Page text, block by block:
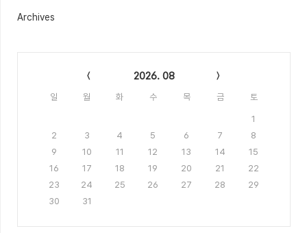
Archives
2026. 08
일 월 화 수 목 금 토
1
2
3 4 5 6 7
8
9
10 11 12 13 14
15
16
17 18 19 20 21
22
23
24 25 26 27 28
29
30
31